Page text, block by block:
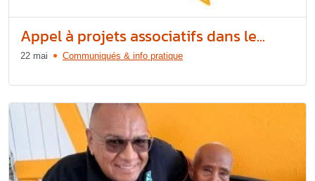
Appel à projets associatifs dans le...
22 mai Communiqués & info pratique